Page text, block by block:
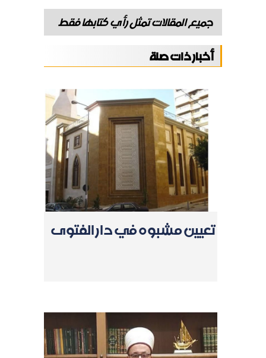
جميع المقالات تمثل رأي كتابها فقط
أخبار ذات صلة
تعيين مشبوه في دار الفتوى